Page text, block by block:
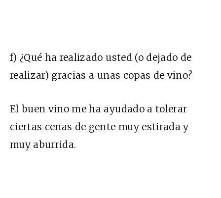
f) ¿Qué ha realizado usted (o dejado de
realizar) gracias a unas copas de vino?
El buen vino me ha ayudado a tolerar
ciertas cenas de gente muy estirada y
muy aburrida.